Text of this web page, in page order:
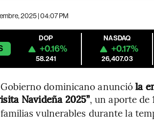
2025 | 04:07 PM
DOP
+0.16%
58.241
NASDAQ
+0.17%
26,407.03
dominicano anuncióla
Navideña 2025”, un aporte de
vulnerables durante la